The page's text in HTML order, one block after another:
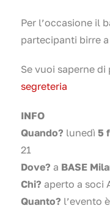
Per l’occasione il
partecipanti birre
Se vuoi saperne
segreteria
INFO
Quando? lunedì 5
21
Dove? a BASE
Chi? aperto a soci
Quanto? l’evento è